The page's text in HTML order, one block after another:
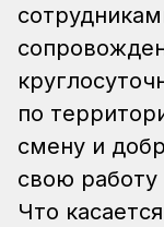
по
смену и
свою работу
Что